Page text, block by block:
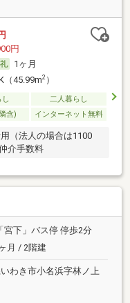
円
1ヶ月
（45.99m2）
二人暮らし
含) インターネット無料
（法人の場合は1100
介手数料
宮下」バス停 停歩2分
月 / 2階建
わき市小名浜字林ノ上